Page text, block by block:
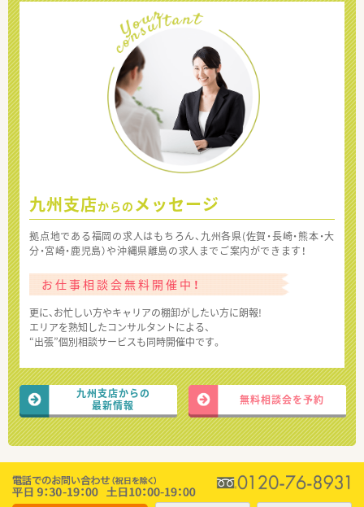
九州支店からの メッセージ
拠点地である福岡の求人はもちろん、九州各県(佐賀・長崎・熊本・大
分・宮崎・鹿児島）や沖縄県離島の求人までご案内ができます！
お仕事相談会無料開催中！
更に、お忙しい方やキャリアの棚卸がしたい方に朗報!
エリアを熟知したコンサルタントによる、
“出張”個別相談サービスも同時開催中です。
九州支店からの
最新情報
無料相談会を予約